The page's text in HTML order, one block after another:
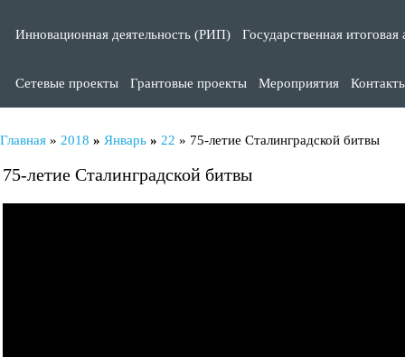
Инновационная деятельность (РИП) Государственная итоговая
Сетевые проекты Грантовые проекты Мероприятия
Главная » 2018 » Январь » 22 » 75-летие Сталинградской битвы
75-летие Сталинградской битвы